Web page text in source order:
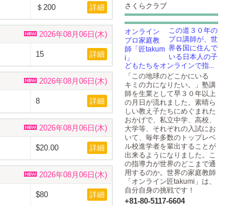
＄200 詳細
2026年08月06日(木)
15 詳細
2026年08月06日(木)
8 詳細
2026年08月06日(木)
$20.00 詳細
2026年08月06日(木)
$80 詳細
さくらクラブ
この道３０年の
プロ講師が、世
界各国に住んで
いる日本人の子
どもたちをオンラインで指...
「この地球のどこかにいる
キミの力になりたい。」塾講
師を生業として早３０年以上
の月日が流れました。素晴ら
しい教え子たちにめぐまれた
おかげで、私立中学、高校、
大学等、それぞれの入試にお
いて、毎年多数のトップレベ
ル校進学者を輩出することが
出来るようになりました。こ
の指導力が世界のどこまで通
用するのか。世界の家庭教師
「オンライン匠takumi」は、
自分自身の挑戦です！
+81-80-5117-6604